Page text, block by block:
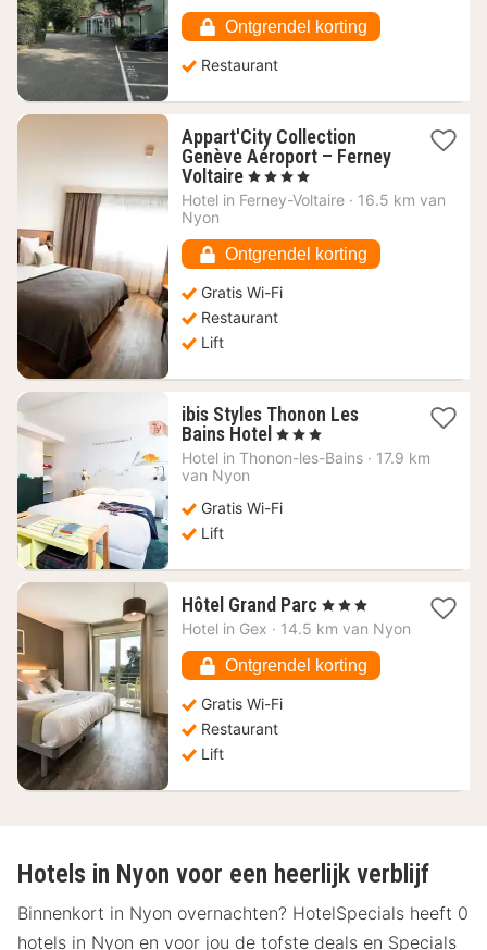
68,01
€
Ontgrendel korting
Restaurant
Appart'City Collection
Genève Aéroport – Ferney
Voltaire 1
nacht
vanaf
€
, 4 Sterren
Hotel in Ferney-Voltaire · 16.5 km van
Nyon
Ontgrendel korting
Gratis Wi-Fi
Restaurant
Lift
ibis Styles Thonon Les
Bains Hotel 1
nacht
€
, 3 Sterren
Hotel in Thonon-les-Bains · 17.9 km
van Nyon
Gratis Wi-Fi
Lift
Hôtel Grand Parc 1
nacht
68,72
€
, 3 Sterren
Hotel in Gex · 14.5 km van Nyon
Ontgrendel korting
Gratis Wi-Fi
Restaurant
Lift
Hotels in Nyon voor een heerlijk verblijf
Binnenkort in Nyon overnachten? HotelSpecials heeft 0
hotels in Nyon en voor jou de tofste deals en Specials